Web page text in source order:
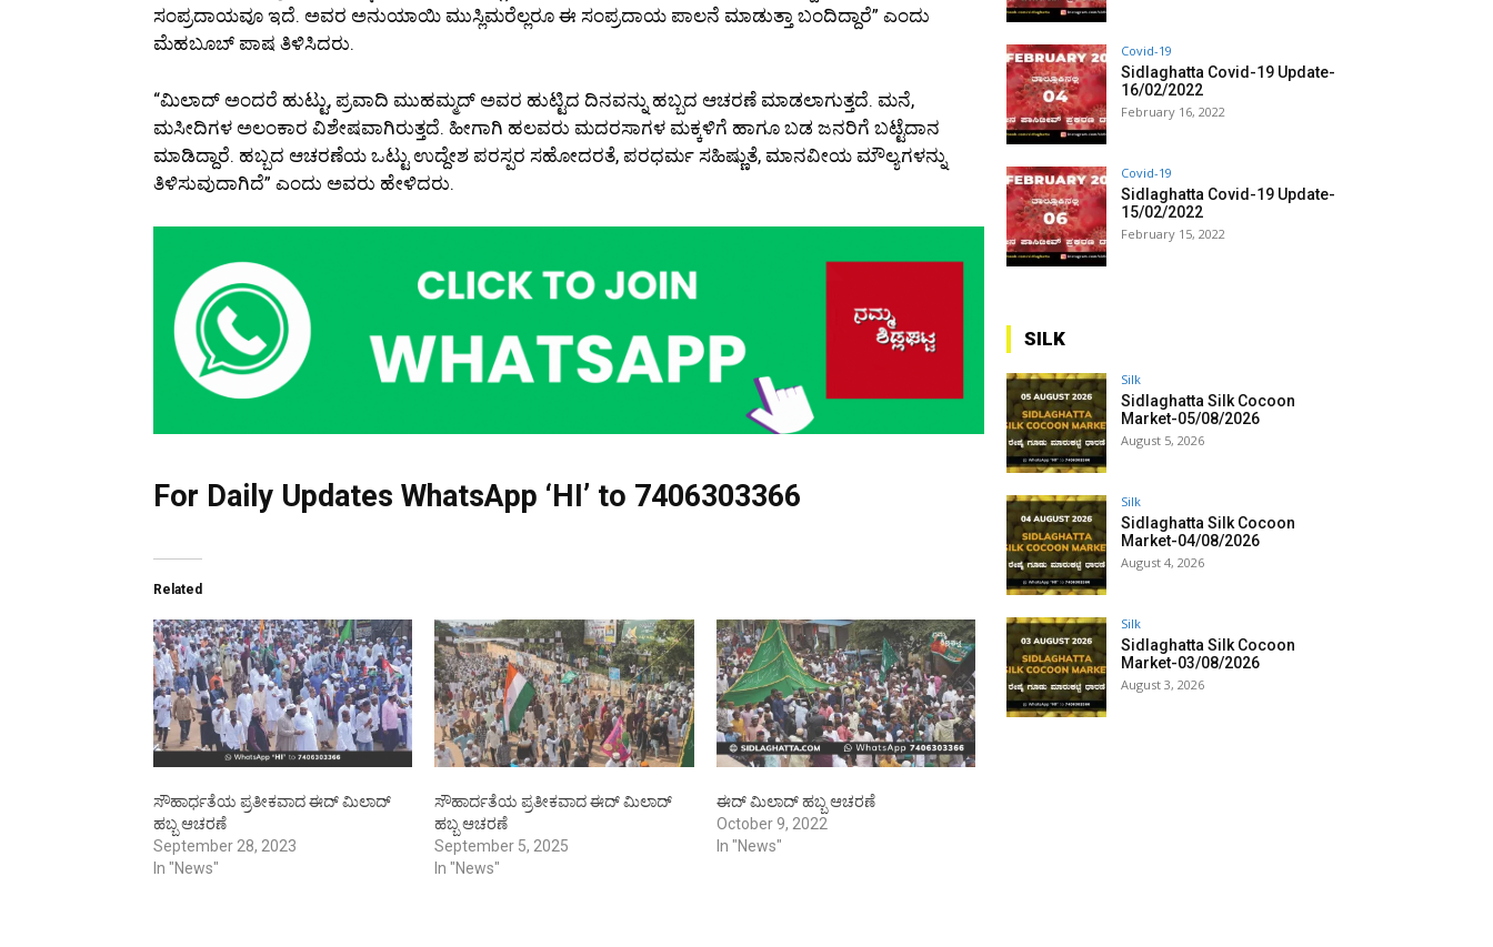
ಸಂಪ್ರದಾಯವೂ ಇದೆ. ಅವರ ಅನುಯಾಯಿ ಮುಸ್ಲಿಮರೆಲ್ಲರೂ ಈ ಸಂಪ್ರದಾಯ ಪಾಲನೆ ಮಾಡುತ್ತಾ ಬಂದಿದ್ದಾರೆ” ಎಂದು
ಮೆಹಬೂಬ್ ಪಾಷ ತಿಳಿಸಿದರು.
“ಮಿಲಾದ್ ಅಂದರೆ ಹುಟ್ಟು, ಪ್ರವಾದಿ ಮುಹಮ್ಮದ್ ಅವರ ಹುಟ್ಟಿದ ದಿನವನ್ನು ಹಬ್ಬದ ಆಚರಣೆ ಮಾಡಲಾಗುತ್ತದೆ. ಮನೆ,
ಮಸೀದಿಗಳ ಅಲಂಕಾರ ವಿಶೇಷವಾಗಿರುತ್ತದೆ. ಹೀಗಾಗಿ ಹಲವರು ಮದರಸಾಗಳ ಮಕ್ಕಳಿಗೆ ಹಾಗೂ ಬಡ ಜನರಿಗೆ ಬಟ್ಟೆದಾನ
ಮಾಡಿದ್ದಾರೆ. ಹಬ್ಬದ ಆಚರಣೆಯ ಒಟ್ಟು ಉದ್ದೇಶ ಪರಸ್ಪರ ಸಹೋದರತೆ, ಪರಧರ್ಮ ಸಹಿಷ್ಣುತೆ, ಮಾನವೀಯ ಮೌಲ್ಯಗಳನ್ನು
ತಿಳಿಸುವುದಾಗಿದೆ” ಎಂದು ಅವರು ಹೇಳಿದರು.
For Daily Updates WhatsApp ‘HI’ to 7406303366
Related
ಸೌಹಾರ್ಧತೆಯ ಪ್ರತೀಕವಾದ ಈದ್ ಮಿಲಾದ್
ಹಬ್ಬ ಆಚರಣೆ
September 28, 2023
In "News"
ಸೌಹಾರ್ದತೆಯ ಪ್ರತೀಕವಾದ ಈದ್ ಮಿಲಾದ್
ಹಬ್ಬ ಆಚರಣೆ
September 5, 2025
In "News"
ಈದ್ ಮಿಲಾದ್ ಹಬ್ಬ ಆಚರಣೆ
October 9, 2022
In "News"
Covid-19
Sidlaghatta Covid-19 Update-
16/02/2022
February 16, 2022
Covid-19
Sidlaghatta Covid-19 Update-
15/02/2022
February 15, 2022
SILK
Silk
Sidlaghatta Silk Cocoon
Market-05/08/2026
August 5, 2026
Silk
Sidlaghatta Silk Cocoon
Market-04/08/2026
August 4, 2026
Silk
Sidlaghatta Silk Cocoon
Market-03/08/2026
August 3, 2026